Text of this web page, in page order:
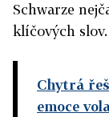
Schwarze
klíčových slov.
Chytrá
emoce